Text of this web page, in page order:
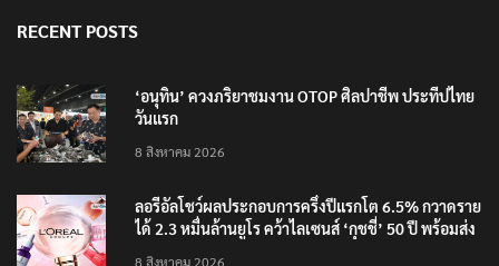
RECENT POSTS
‘อนุทิน’ ควงภริยาชมงาน OTOP ศิลปาชีพ ประทีปไทย
วันแรก
8 สิงหาคม 2026
ลอรีอัลโชว์ผลประกอบการครึ่งปีแรกโต 6.5% กวาดราย
ได้ 2.3 หมื่นล้านยูโร คว้าไลเซนส์ ‘กุชชี่’ 50 ปี พร้อมส่ง
8 สิงหาคม 2026